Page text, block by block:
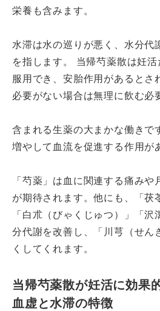
栄養も含みます。
水滞は水の巡りが悪く、水分代
を指します。 当帰芍薬散は妊
服用でき、安胎作用があるとさ
必要がない場合は無理に飲む必
含まれる生薬の大まかな働きで
増やして血流を促進する作用が
「芍薬」は血に関連する痛み
が期待されます。他にも、「茯
「白朮（びゃくじゅつ）」「沢
分代謝を改善し、「川芎（せん
くしてくれます。
当帰芍薬散が妊活に効果
血虚と水滞の特徴